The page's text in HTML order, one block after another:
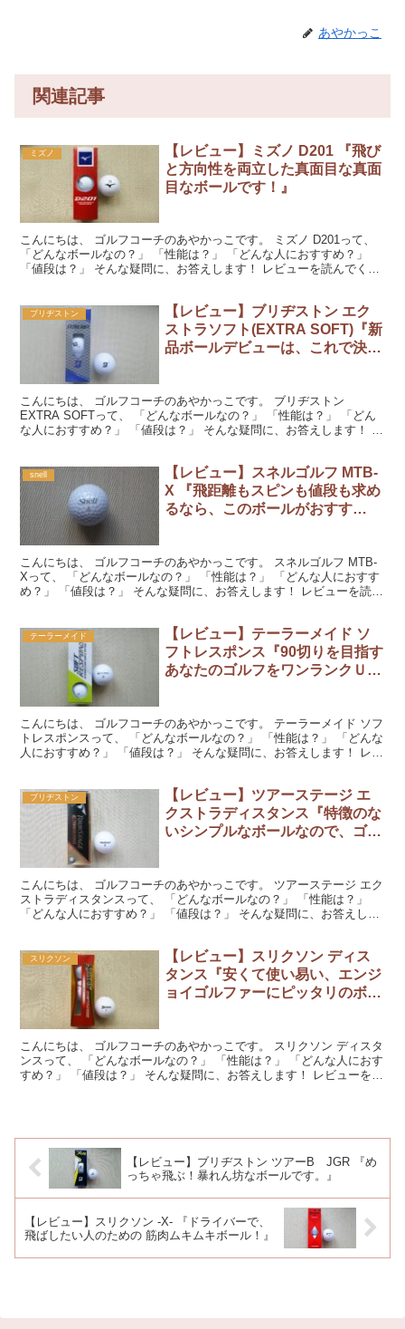
あやかっこ
関連記事
ミズノ
【レビュー】ミズノ D201 『飛び
と方向性を両立した真面目な真面
目なボールです！』
こんにちは、 ゴルフコーチのあやかっこです。 ミズノ D201って、
「どんなボールなの？」 「性能は？」 「どんな人におすすめ？」
「値段は？」 そんな疑問に、お答えします！ レビューを読んでくだ
ブリヂストン
【レビュー】ブリヂストン エク
ストラソフト(EXTRA SOFT)『新
品ボールデビューは、これで決ま
こんにちは、 ゴルフコーチのあやかっこです。 ブリヂストン
EXTRA SOFTって、 「どんなボールなの？」 「性能は？」 「どん
な人におすすめ？」 「値段は？」 そんな疑問に、お答えします！ レ
snell
【レビュー】スネルゴルフ MTB-
X 『飛距離もスピンも値段も求め
るなら、このボールがおすす
こんにちは、 ゴルフコーチのあやかっこです。 スネルゴルフ MTB-
Xって、 「どんなボールなの？」 「性能は？」 「どんな人におすす
め？」 「値段は？」 そんな疑問に、お答えします！ レビューを読ん
テーラーメイド
【レビュー】テーラーメイド ソ
フトレスポンス『90切りを目指す
あなたのゴルフをワンランクＵＰ
こんにちは、 ゴルフコーチのあやかっこです。 テーラーメイド ソフ
トレスポンスって、 「どんなボールなの？」 「性能は？」 「どんな
人におすすめ？」 「値段は？」 そんな疑問に、お答えします！ レビ
ブリヂストン
【レビュー】ツアーステージ エ
クストラディスタンス『特徴のな
いシンプルなボールなので、ゴル
こんにちは、 ゴルフコーチのあやかっこです。 ツアーステージ エク
ストラディスタンスって、 「どんなボールなの？」 「性能は？」
「どんな人におすすめ？」 「値段は？」 そんな疑問に、お答えしま
スリクソン
【レビュー】スリクソン ディス
タンス『安くて使い易い、エンジ
ョイゴルファーにピッタリのボー
こんにちは、 ゴルフコーチのあやかっこです。 スリクソン ディスタ
ンスって、 「どんなボールなの？」 「性能は？」 「どんな人におす
すめ？」 「値段は？」 そんな疑問に、お答えします！ レビューを読
【レビュー】ブリヂストン ツアーB JGR 『め
っちゃ飛ぶ！暴れん坊なボールです。』
【レビュー】スリクソン -X- 『ドライバーで、
飛ばしたい人のための 筋肉ムキムキボール！』